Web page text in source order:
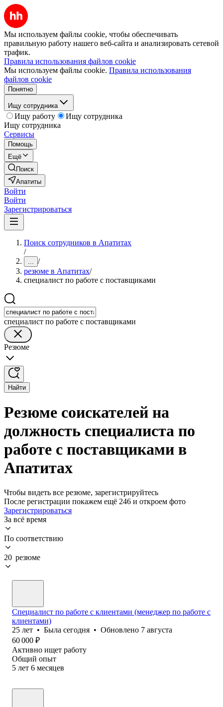
Мы используем файлы cookie, чтобы обеспечивать
правильную работу нашего веб-сайта и анализировать сетевой
трафик.
Правила использования файлов cookie
Мы используем файлы cookie. Правила использования
файлов cookie
Понятно
Ищу сотрудника
Ищу работу
Ищу сотрудника
Ищу сотрудника
Сервисы
Помощь
Ещё
Поиск
Апатиты
Войти
Войти
Зарегистрироваться
Поиск сотрудников в Апатитах
/
... /
резюме в Апатитах/
специалист по работе с поставщиками
специалист по работе с поставщиками
Резюме
Найти
Резюме соискателей на
должность специалиста по
работе с поставщиками в
Апатитах
Чтобы видеть все резюме, зарегистрируйтесь
После регистрации покажем ещё 246 и откроем фото
Зарегистрироваться
За всё время
По соответствию
20 резюме
Специалист по работе с клиентами (менеджер по работе с
клиентами)
25 лет • Была сегодня • Обновлено 7 августа
60 000 ₽
Активно ищет работу
Общий опыт
5 лет 6 месяцев